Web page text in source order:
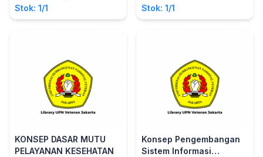
Stok: 1/1 Stok: 1/1
KONSEP DASAR MUTU
PELAYANAN KESEHATAN
Konsep Pengembangan
Sistem Informasi